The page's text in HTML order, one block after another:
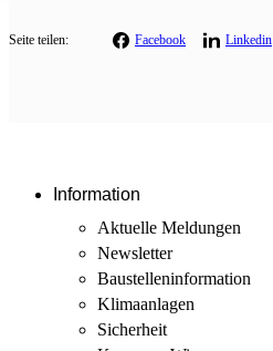
Seite teilen: Facebook Linkedin
Information
Aktuelle Meldungen
Newsletter
Baustellen­information
Klimaanlagen
Sicherheit